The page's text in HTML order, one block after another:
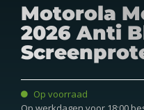
Motorola
2026 Anti
Op voorraad